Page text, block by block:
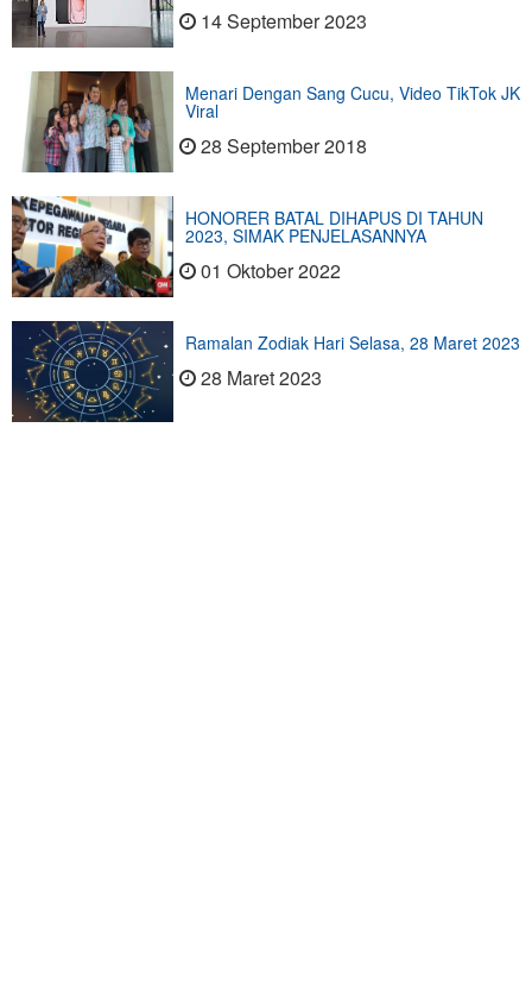
14 September 2023
Menari Dengan Sang Cucu, Video TikTok JK
Viral
28 September 2018
HONORER BATAL DIHAPUS DI TAHUN
2023, SIMAK PENJELASANNYA
01 Oktober 2022
Ramalan Zodiak Hari Selasa, 28 Maret 2023
28 Maret 2023